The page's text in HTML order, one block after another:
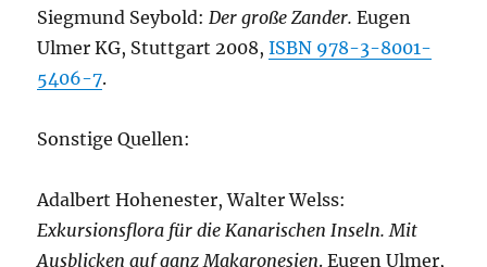
Siegmund Seybold:Der große Zander. Eugen
Ulmer KG, Stuttgart 2008,ISBN 978-3-8001-
5406-7.
Sonstige Quellen:
Adalbert Hohenester, Walter Welss:
Exkursionsflora für die Kanarischen Inseln. Mit
Ausblicken auf ganz Makaronesien. Eugen Ulmer,